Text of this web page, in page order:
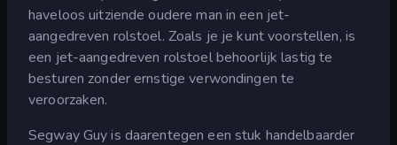
haveloos uitziende oudere man in een jet-
aangedreven rolstoel. Zoals je je kunt voorstellen, is
een jet-aangedreven rolstoel behoorlijk lastig te
besturen zonder ernstige verwondingen te
veroorzaken.
Segway Guy is daarentegen een stuk handelbaarder